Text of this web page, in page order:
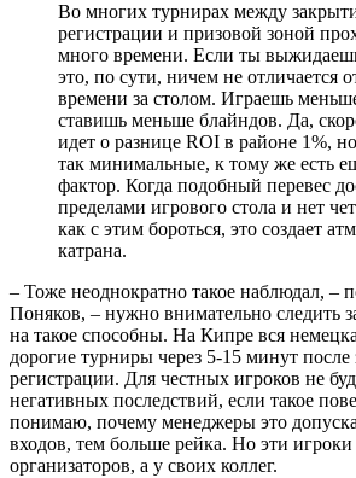
Во многих турнирах между
регистрации и призовой зоной
много времени. Если ты
это, по сути, ничем не отличается
времени за столом. Играешь
ставишь меньше блайндов. Да,
идет о разнице ROI в районе 1%,
так минимальные, к тому же есть
фактор. Когда подобный перевес
пределами игрового стола и нет
как с этим бороться, это создает
катрана.
– Тоже неоднократно такое наблюдал, –
Поняков, – нужно внимательно следить
на такое способны. На Кипре вся
дорогие турниры через 5-15 минут после
регистрации. Для честных игроков не
негативных последствий, если такое
понимаю, почему менеджеры это
входов, тем больше рейка. Но эти
организаторов, а у своих коллег.